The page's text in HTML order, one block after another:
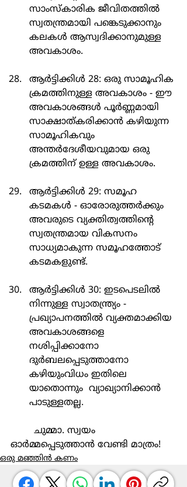
സാംസ്കാരിക ജീവിതത്തിൽ
സ്വതന്ത്രമായി പങ്കെടുക്കാനും
കലകൾ ആസ്വദിക്കാനുമുള്ള
അവകാശം.
ആർട്ടിക്കിൾ 28: ഒരു സാമൂഹിക
ക്രമത്തിനുള്ള അവകാശം - ഈ
അവകാശങ്ങൾ പൂർണ്ണമായി
സാക്ഷാത്കരിക്കാൻ കഴിയുന്ന
സാമൂഹികവും
അന്തർദേശീയവുമായ ഒരു
ക്രമത്തിന് ഉള്ള അവകാശം.
ആർട്ടിക്കിൾ 29: സമൂഹ
കടമകൾ - ഓരോരുത്തർക്കും
അവരുടെ വ്യക്തിത്വത്തിന്റെ
സ്വതന്ത്രമായ വികസനം
സാധ്യമാകുന്ന സമൂഹത്തോട്
കടമകളുണ്ട്.
ആർട്ടിക്കിൾ 30: ഇടപെടലിൽ
നിന്നുള്ള സ്വാതന്ത്ര്യം -
പ്രഖ്യാപനത്തിൽ വ്യക്തമാക്കിയ
അവകാശങ്ങളെ
നശിപ്പിക്കാനോ
ദുർബലപ്പെടുത്താനോ
കഴിയുംവിധം ഇതിലെ
യാതൊന്നും  വ്യാഖ്യാനിക്കാൻ
പാടുള്ളതല്ല.
ഓർമ്മപ്പെടുത്താൻ വേണ്ടി മാത്രം!
ഒരു മഞ്ഞിൻ കണം